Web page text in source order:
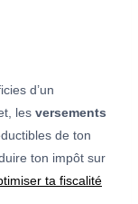
d’un
les versements
de ton
ton impôt sur
ta fiscalité